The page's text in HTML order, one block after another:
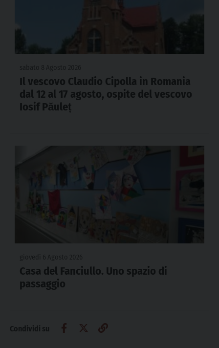
Il vescovo Claudio Cipolla in Romania
dal 12 al 17 agosto, ospite del vescovo
Iosif Păuleț
Casa del Fanciullo. Uno spazio di
passaggio
Condividi su